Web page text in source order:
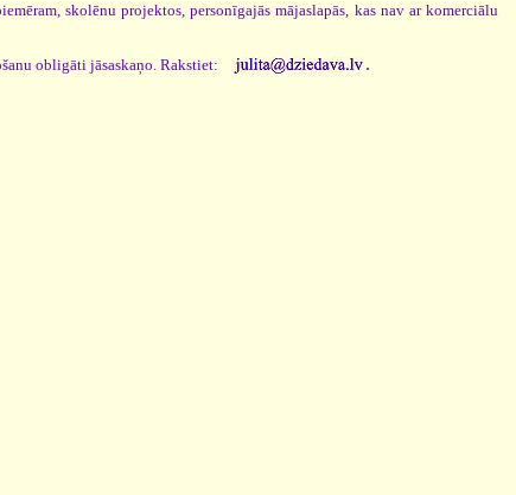
skolēnu projektos, personīgajās mājaslapās, kas nav ar komerciālu
obligāti jāsaskaņo. Rakstiet: .